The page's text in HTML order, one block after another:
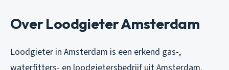
Over Loodgieter Amsterdam
Loodgieter in Amsterdam is een erkend gas-,